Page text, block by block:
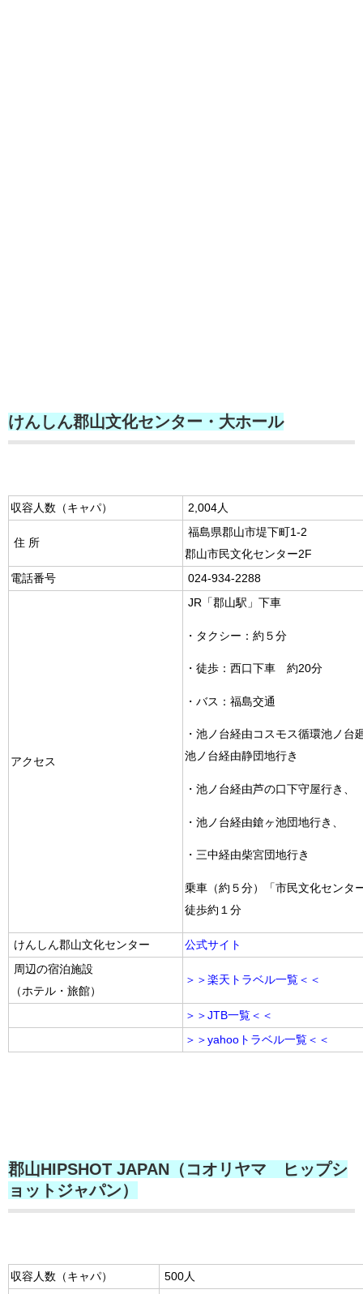
けんしん郡山文化センター・大ホール
収容人数（キャパ） 2,004人
住 所
福島県郡山市堤下町1-2
郡山市民文化センター2F
電話番号
024-934-2288
アクセス
JR「郡山駅」下車
・タクシー：約５分
・徒歩：西口下車 約20分
・バス：福島交通
・池ノ台経由コスモス循環池ノ台
池ノ台経由静団地行き
・池ノ台経由芦の口下守屋行き、
・池ノ台経由鎗ヶ池団地行き、
・三中経由柴宮団地行き
乗車（約５分）「市民文化センタ
徒歩約１分
けんしん郡山文化センター
公式サイト
周辺の宿泊施設
（ホテル・旅館）
＞＞楽天トラベル一覧＜＜
＞＞JTB一覧＜＜
＞＞yahooトラベル一覧＜＜
郡山HIPSHOT JAPAN（コオリヤマ ヒップシ
ョットジャパン）
収容人数（キャパ） 500人